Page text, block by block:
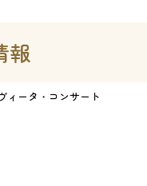
報
ータ・コンサート